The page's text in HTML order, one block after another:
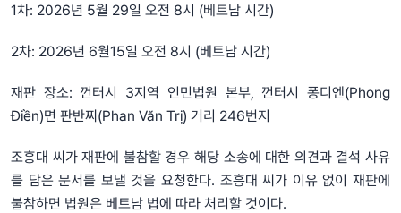
1차: 2026년 5월 29일 오전 8시 (베트남 시간)
2차: 2026년 6월15일 오전 8시 (베트남 시간)
재판 장소: 껀터시 3지역 인민법원 본부, 껀터시 퐁디엔(Phong
Điền)면 판반찌(Phan Văn Trị) 거리 246번지
조흥대 씨가 재판에 불참할 경우 해당 소송에 대한 의견과 결석 사유
를 담은 문서를 보낼 것을 요청한다. 조흥대 씨가 이유 없이 재판에
불참하면 법원은 베트남 법에 따라 처리할 것이다.